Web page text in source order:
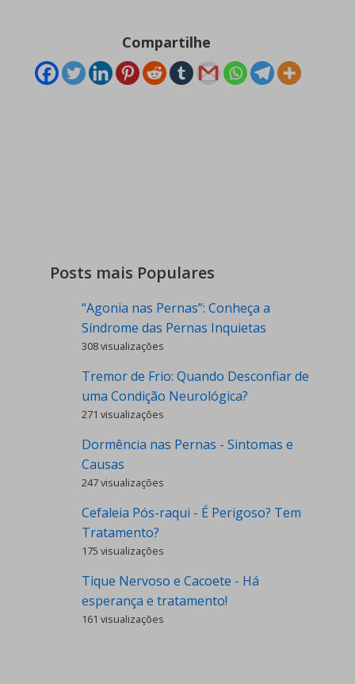
Compartilhe
Posts mais Populares
“Agonia nas Pernas”: Conheça a
Síndrome das Pernas Inquietas
308 visualizações
Tremor de Frio: Quando Desconfiar de
uma Condição Neurológica?
271 visualizações
Dormência nas Pernas - Sintomas e
Causas
247 visualizações
Cefaleia Pós-raqui - É Perigoso? Tem
Tratamento?
175 visualizações
Tique Nervoso e Cacoete - Há
esperança e tratamento!
161 visualizações